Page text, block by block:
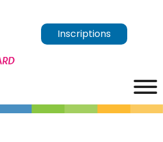
Inscriptions